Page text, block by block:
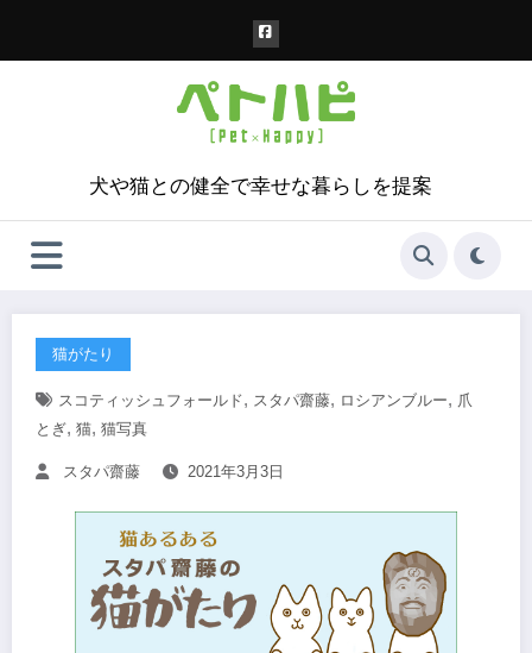
犬や猫との健全で幸せな暮らしを提案
猫がたり
スコティッシュフォールド, スタパ齋藤, ロシアンブルー, 爪
とぎ, 猫, 猫写真
スタパ齋藤 2021年3月3日